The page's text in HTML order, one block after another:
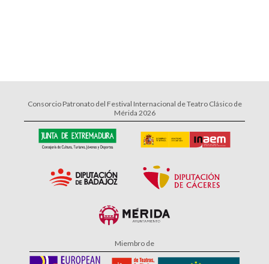
Consorcio Patronato del Festival Internacional de Teatro Clásico de
Mérida 2026
Miembro de